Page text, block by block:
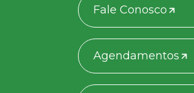
Fale Conosco
Agendamentos